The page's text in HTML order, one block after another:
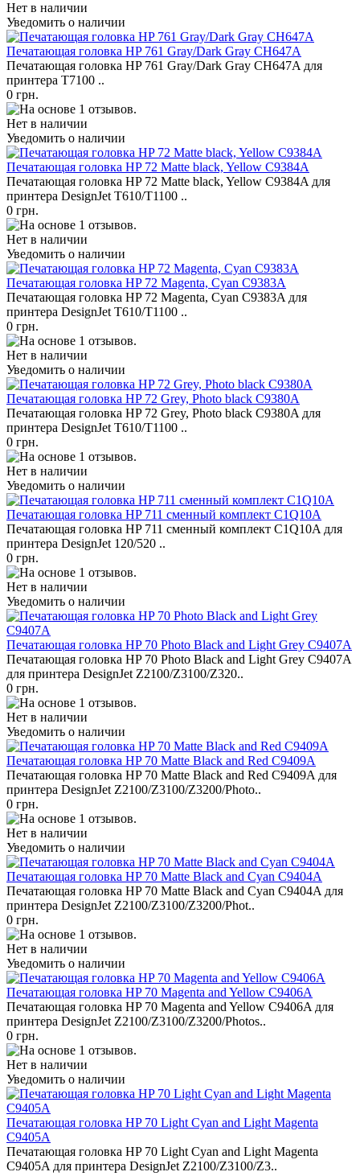
Нет в наличии
Уведомить о наличии
Печатающая головка HP 761 Gray/Dark Gray CH647A
Печатающая головка HP 761 Gray/Dark Gray CH647A для
принтера T7100 ..
0 грн.
Нет в наличии
Уведомить о наличии
Печатающая головка HP 72 Matte black, Yellow C9384A
Печатающая головка HP 72 Matte black, Yellow C9384A для
принтера DesignJet T610/T1100 ..
0 грн.
Нет в наличии
Уведомить о наличии
Печатающая головка HP 72 Magenta, Cyan C9383A
Печатающая головка HP 72 Magenta, Cyan C9383A для
принтера DesignJet T610/T1100 ..
0 грн.
Нет в наличии
Уведомить о наличии
Печатающая головка HP 72 Grey, Photo black C9380A
Печатающая головка HP 72 Grey, Photo black C9380A для
принтера DesignJet T610/T1100 ..
0 грн.
Нет в наличии
Уведомить о наличии
Печатающая головка HP 711 сменный комплект C1Q10A
Печатающая головка HP 711 сменный комплект C1Q10A для
принтера DesignJet 120/520 ..
0 грн.
Нет в наличии
Уведомить о наличии
Печатающая головка HP 70 Photo Black and Light Grey C9407A
Печатающая головка HP 70 Photo Black and Light Grey C9407A
для принтера DesignJet Z2100/Z3100/Z320..
0 грн.
Нет в наличии
Уведомить о наличии
Печатающая головка HP 70 Matte Black and Red C9409A
Печатающая головка HP 70 Matte Black and Red C9409A для
принтера DesignJet Z2100/Z3100/Z3200/Photo..
0 грн.
Нет в наличии
Уведомить о наличии
Печатающая головка HP 70 Matte Black and Cyan C9404A
Печатающая головка HP 70 Matte Black and Cyan C9404A для
принтера DesignJet Z2100/Z3100/Z3200/Phot..
0 грн.
Нет в наличии
Уведомить о наличии
Печатающая головка HP 70 Magenta and Yellow C9406A
Печатающая головка HP 70 Magenta and Yellow C9406A для
принтера DesignJet Z2100/Z3100/Z3200/Photos..
0 грн.
Нет в наличии
Уведомить о наличии
Печатающая головка HP 70 Light Cyan and Light Magenta
C9405A
Печатающая головка HP 70 Light Cyan and Light Magenta
C9405A для принтера DesignJet Z2100/Z3100/Z3..